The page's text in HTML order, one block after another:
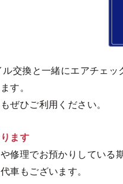
ル交換と一緒にエアチェ
す。
ぜひご利用ください。
ます
修理でお預かりしている
車もございます。